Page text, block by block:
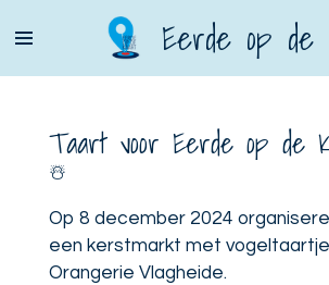
direct
naar
hoofdinhoud
Eerde op
Taart voor Eerde op de
☃️
Op 8 december 2024
een kerstmarkt met
Orangerie Vlagheide.